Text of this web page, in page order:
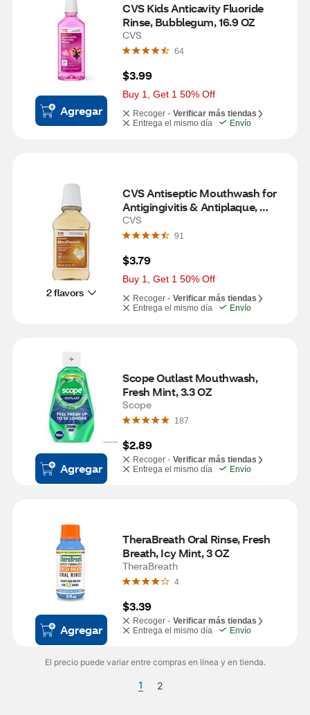
Agregar
CVS Kids Anticavity Fluoride
Rinse, Bubblegum, 16.9 OZ
CVS
64
$3.99
Buy 1, Get 1 50% Off
Recoger - Verificar más tiendas
Entrega el mismo día
Envío
2 flavors
CVS Antiseptic Mouthwash for
Antigingivitis & Antiplaque,
Original, 8.5 OZ
CVS
91
$3.79
Buy 1, Get 1 50% Off
Recoger - Verificar más tiendas
Entrega el mismo día
Envío
Agregar
Scope Outlast Mouthwash,
Fresh Mint, 3.3 OZ
Scope
187
$2.89
Recoger - Verificar más tiendas
Entrega el mismo día
Envío
Agregar
TheraBreath Oral Rinse, Fresh
Breath, Icy Mint, 3 OZ
TheraBreath
4
$3.39
Recoger - Verificar más tiendas
Entrega el mismo día
Envío
El precio puede variar entre compras en línea y en tienda.
1 2